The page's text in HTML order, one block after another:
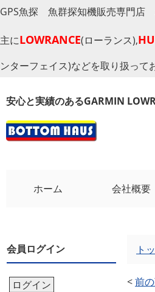
GPS魚探 魚群探知機販売専門店
主にLOWRANCE(ローランス),
ンターフェイス)などを取り扱って
安心と実績のあるGARMIN
ホーム 会社概要
会員ログイン
ログイン
ト
<前